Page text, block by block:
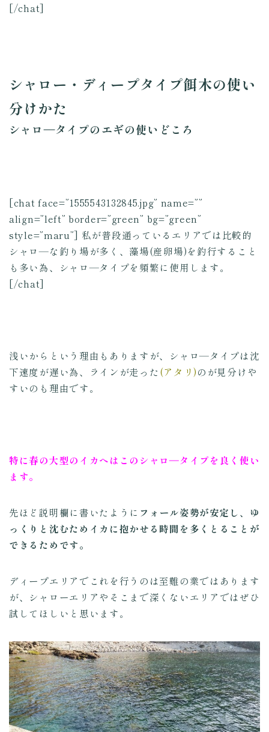
[/chat]
シャロー・ディープタイプ餌木の使い
分けかた
シャロ―タイプのエギの使いどころ
[chat face=”1555543132845.jpg” name=””
align=”left” border=”green” bg=”green”
style=”maru”] 私が普段通っているエリアでは比較的
シャロ―な釣り場が多く、藻場(産卵場)を釣行すること
も多い為、シャロ―タイプを頻繁に使用します。
[/chat]
浅いからという理由もありますが、シャロ―タイプは沈
下速度が遅い為、ラインが走った (アタリ)のが見分けや
すいのも理由です。
特に春の大型のイカへはこのシャロ―タイプを良く使い
ます。
先ほど説明欄に書いたように フォール姿勢が安定し、ゆ
っくりと沈むためイカに抱かせる時間を多くとることが
できるためです。
ディープエリアでこれを行うのは至難の業ではあります
が、シャローエリアやそこまで深くないエリアではぜひ
試してほしいと思います。